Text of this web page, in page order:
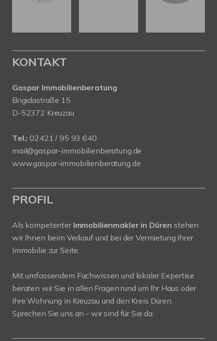
KONTAKT
Gaspar Immobilienberatung
Brigidastraße 15
D-52372 Kreuzau
Tel.: 02421 / 95 93 640
mail@gaspar-immobilienberatung.de
www.gaspar-immobilienberatung.de
PROFIL
Als kompetenter Immobilienmakler in Düren stehen
wir Ihnen beim Verkauf und bei der Vermietung Ihrer
Immobilie zur Seite.
Mit umfassendem Fachwissen und lokaler Expertise
beraten wir Sie in allen Fragen rund um Ihr Haus oder
Ihre Wohnung in Kreuzau und den Kreis Düren.
Sprechen Sie uns an - wir sind für Sie da.